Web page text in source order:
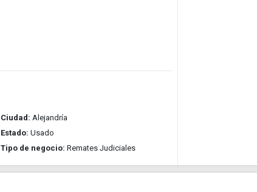
Ciudad: Alejandría
Estado: Usado
Tipo de negocio: Remates Judiciales